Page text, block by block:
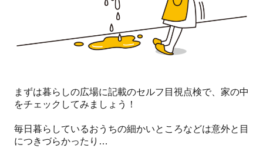
まずは暮らしの広場に記載のセルフ目視点検で、家の中
をチェックしてみましょう！
毎日暮らしているおうちの細かいところなどは意外と目
につきづらかったり…